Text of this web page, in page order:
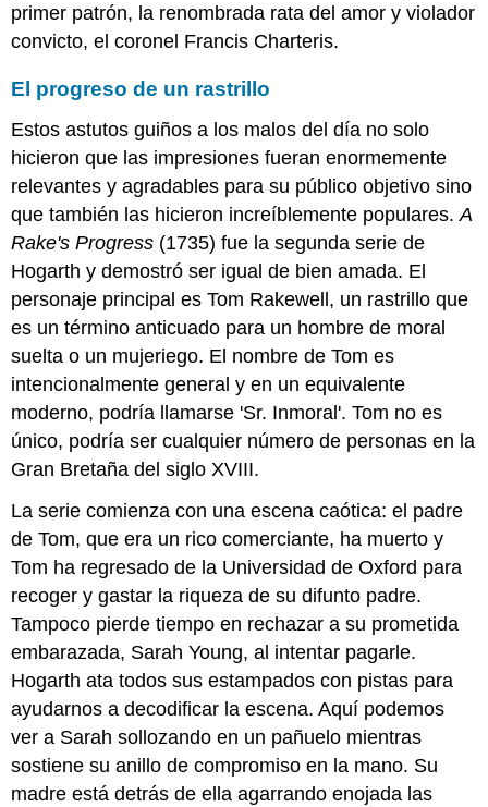
búsqueda
del
Recursos
Imágenes
Smarthistory
para
la
y
el
aprendizaje:
Señor
Reynolds,
Lady
Cockburn
sus
tres
mayores
primer patrón, la renombrada rata del amor y violador
convicto, el coronel Francis Charteris.
El progreso de un rastrillo
Estos astutos guiños a los malos del día no solo
hicieron que las impresiones fueran enormemente
relevantes y agradables para su público objetivo sino
que también las hicieron increíblemente populares.A
Rake's Progress (1735) fue la segunda serie de
Hogarth y demostró ser igual de bien amada. El
personaje principal es Tom Rakewell, un rastrillo que
es un término anticuado para un hombre de moral
suelta o un mujeriego. El nombre de Tom es
intencionalmente general y en un equivalente
moderno, podría llamarse 'Sr. Inmoral'. Tom no es
único, podría ser cualquier número de personas en la
Gran Bretaña del siglo XVIII.
La serie comienza con una escena caótica: el padre
de Tom, que era un rico comerciante, ha muerto y
Tom ha regresado de la Universidad de Oxford para
recoger y gastar la riqueza de su difunto padre.
Tampoco pierde tiempo en rechazar a su prometida
embarazada, Sarah Young, al intentar pagarle.
Hogarth ata todos sus estampados con pistas para
ayudarnos a decodificar la escena. Aquí podemos
ver a Sarah sollozando en un pañuelo mientras
sostiene su anillo de compromiso en la mano. Su
madre está detrás de ella agarrando enojada las